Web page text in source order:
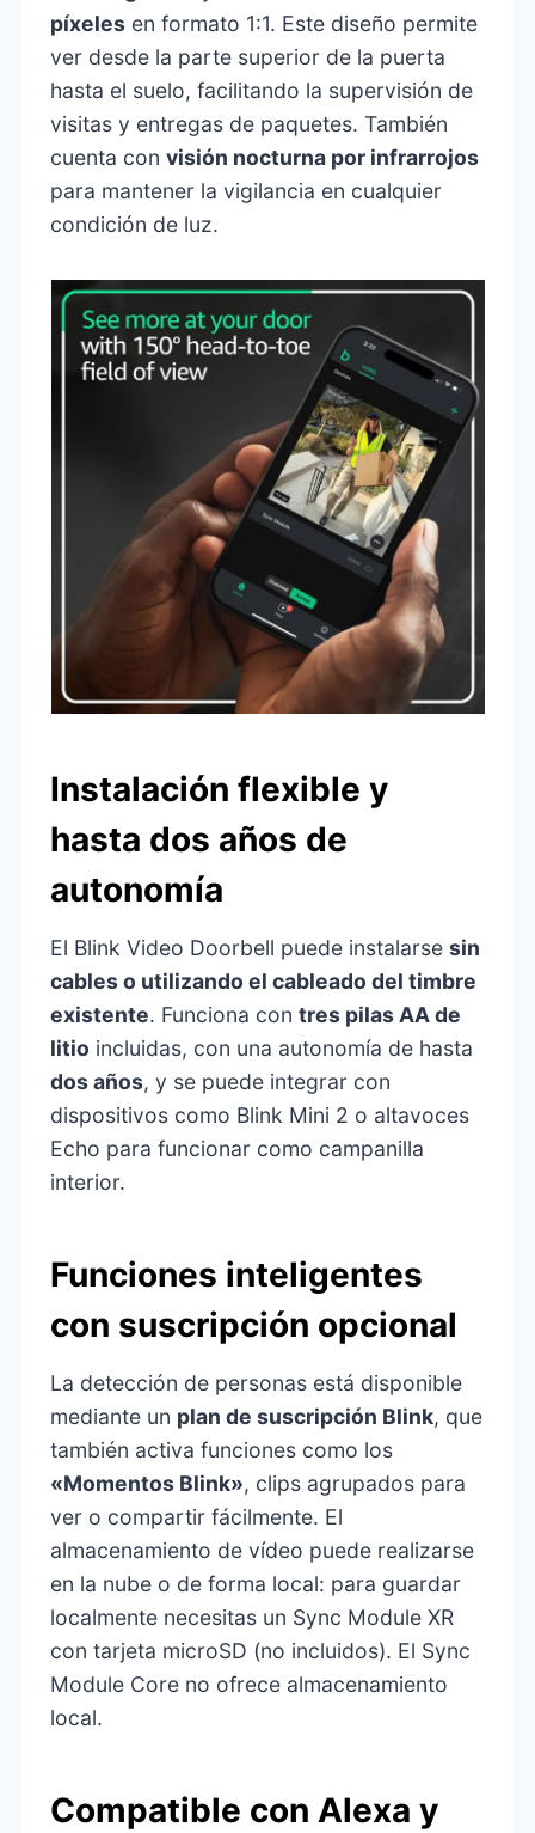
píxeles en formato 1:1. Este diseño permite
ver desde la parte superior de la puerta
hasta el suelo, facilitando la supervisión de
visitas y entregas de paquetes. También
cuenta convisión nocturna por infrarrojos
para mantener la vigilancia en cualquier
condición de luz.
Instalación flexible y
hasta dos años de
autonomía
El Blink Video Doorbell puede instalarsesin
cables o utilizando el cableado del timbre
existente. Funciona contres pilas AA de
litio incluidas, con una autonomía de hasta
dos años, y se puede integrar con
dispositivos como Blink Mini 2 o altavoces
Echo para funcionar como campanilla
interior.
Funciones inteligentes
con suscripción opcional
La detección de personas está disponible
mediante un plan de suscripción Blink, que
también activa funciones como los
«Momentos Blink», clips agrupados para
ver o compartir fácilmente. El
almacenamiento de vídeo puede realizarse
en la nube o de forma local: para guardar
localmente necesitas un Sync Module XR
con tarjeta microSD (no incluidos). El Sync
Module Core no ofrece almacenamiento
local.
Compatible con Alexa y